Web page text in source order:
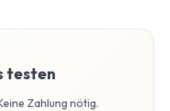
testen
Zahlung nötig.